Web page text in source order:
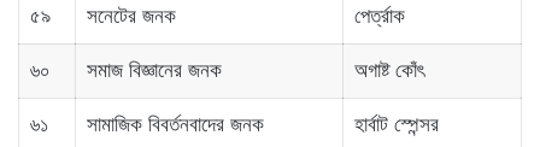
৫৯ সনেটের জনক পের্ত্রাক
৬০ সমাজ বিজ্ঞানের জনক অগাষ্ট কোঁৎ
৬১ সামাজিক বিবর্তনবাদের জনক হার্বাট স্পেন্সর